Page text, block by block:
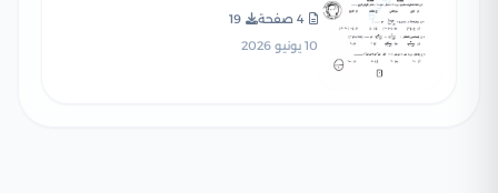
PDF لطلاب تالتة إعدادي
4 صفحة
19
10 يونيو 2026